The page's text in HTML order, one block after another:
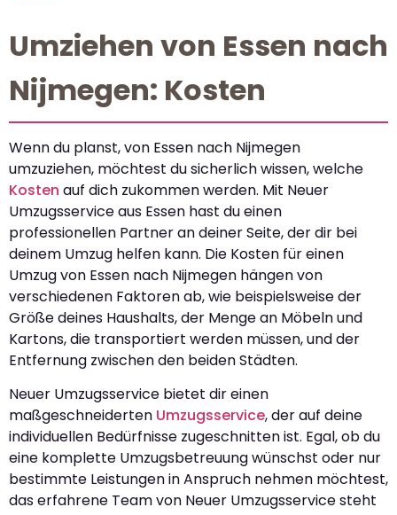
Umziehen von Essen nach
Nijmegen: Kosten
Wenn du planst, von Essen nach Nijmegen
umzuziehen, möchtest du sicherlich wissen, welche
Kosten auf dich zukommen werden. Mit Neuer
Umzugsservice aus Essen hast du einen
professionellen Partner an deiner Seite, der dir bei
deinem Umzug helfen kann. Die Kosten für einen
Umzug von Essen nach Nijmegen hängen von
verschiedenen Faktoren ab, wie beispielsweise der
Größe deines Haushalts, der Menge an Möbeln und
Kartons, die transportiert werden müssen, und der
Entfernung zwischen den beiden Städten.
Neuer Umzugsservice bietet dir einen
maßgeschneiderten Umzugsservice, der auf deine
individuellen Bedürfnisse zugeschnitten ist. Egal, ob du
eine komplette Umzugsbetreuung wünschst oder nur
bestimmte Leistungen in Anspruch nehmen möchtest,
das erfahrene Team von Neuer Umzugsservice steht